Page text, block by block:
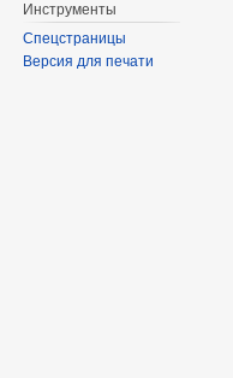
Инструменты
Спецстраницы
Версия для печати